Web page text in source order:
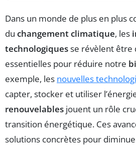
Dans un monde de plus en plus
du changement climatique, les
technologiquesse révèlent être
essentielles pour réduire notre
exemple, les nouvelles
capter, stocker et utiliser
renouvelables jouent un rôle
transition énergétique. Ces
solutions concrètes pour